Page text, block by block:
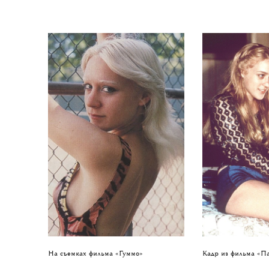
На съемках фильма «Гуммо» Кадр из фильма